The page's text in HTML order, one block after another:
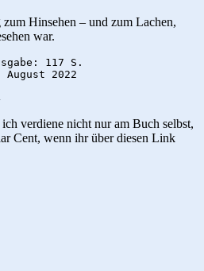
Hinsehen – und zum Lachen,
war.
117 S.
2022
verdiene nicht nur am Buch selbst,
Cent, wenn ihr über diesen Link